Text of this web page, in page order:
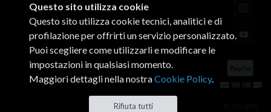
Questo sito utilizza cookie
Questo sito utilizza cookie tecnici, analitici e di
profilazione per offrirti un servizio personalizzato.
Puoi scegliere come utilizzarli e modificare le
impostazioni in qualsiasi momento.
Maggiori dettagli nella nostraCookie Policy.
Rifiuta tutti